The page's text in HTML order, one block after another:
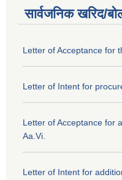
सार्वजनिक खरिद/
Letter of Acceptance for
Letter of Intent for
Letter of Acceptance for
Aa.Vi.
Letter of Intent for